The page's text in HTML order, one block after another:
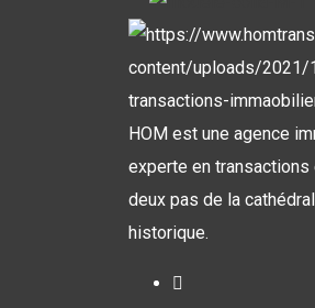
HOM est une agence
experte en
deux pas de la
historique.